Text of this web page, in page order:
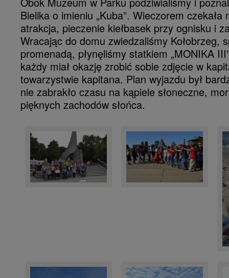
Bielika o imieniu „Kuba”. Wieczorem czekała
atrakcja, pieczenie kiełbasek przy ognisku i
Wracając do domu zwiedzaliśmy Kołobrzeg,
promenadą, płynęliśmy statkiem „MONIKA
każdy miał okazję zrobić sobie zdjęcie w
towarzystwie kapitana. Plan wyjazdu był
nie zabrakło czasu na kąpiele słoneczne,
pięknych zachodów słońca.